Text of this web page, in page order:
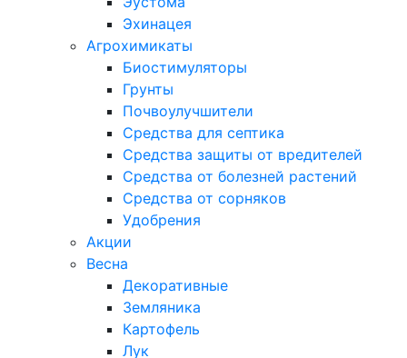
Эхинацея
Агрохимикаты
Биостимуляторы
Грунты
Почвоулучшители
Средства для септика
Средства защиты от вредителей
Средства от болезней растений
Средства от сорняков
Удобрения
Акции
Весна
Декоративные
Земляника
Картофель
Лук